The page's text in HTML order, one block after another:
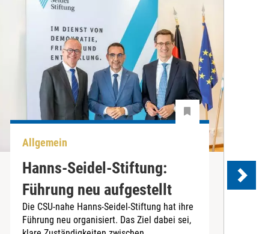
Allgemein
Hanns-Seidel-Stiftung:
Führung neu aufgestellt
Die CSU-nahe Hanns-Seidel-Stiftung hat ihre
Führung neu organisiert. Das Ziel dabei sei,